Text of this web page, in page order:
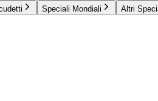
Speciali Mondiali Altri